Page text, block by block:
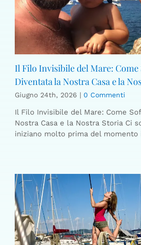
Il Filo Invisibile del Mare: Come
Diventata la Nostra Casa e la
Giugno 24th, 2026 | 0 Commenti
Il Filo Invisibile del Mare: Come
Nostra Casa e la Nostra Storia Ci
iniziano molto prima del momento